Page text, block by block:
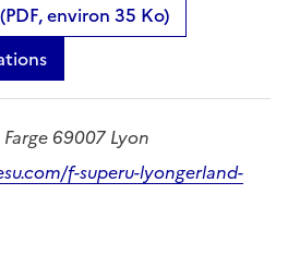
environ 35 Ko)
Farge 69007 Lyon
f-superu-lyongerland-